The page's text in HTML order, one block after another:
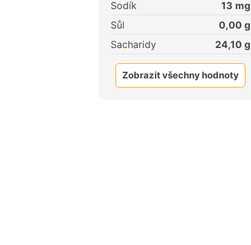
Sodík
13 mg
Sůl
0,00 g
Sacharidy
24,10 g
Zobrazit všechny hodnoty